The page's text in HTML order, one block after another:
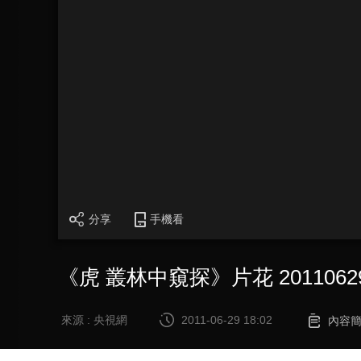
分享 手機看
《虎 叢林中窺探》片花
來源 : 央視網 2011-06-29 18:02 內容